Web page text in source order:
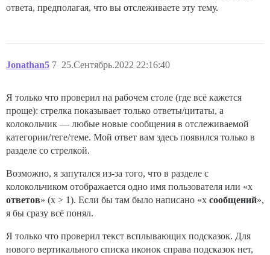
ответа, предполагая, что вы отслеживаете эту тему.
Jonathan5 25.Сентябрь.2022 22:16:40
7
Я только что проверил на рабочем столе (где всё кажется
проще): стрелка показывает только ответы/цитаты, а
колокольчик — любые новые сообщения в отслеживаемой
категории/теге/теме. Мой ответ вам здесь появился только в
разделе со стрелкой.
Возможно, я запутался из-за того, что в разделе с
колокольчиком отображается одно имя пользователя или «x
ответов» (x > 1). Если бы там было написано «x сообщений»,
я бы сразу всё понял.
Я только что проверил текст всплывающих подсказок. Для
нового вертикального списка иконок справа подсказок нет,